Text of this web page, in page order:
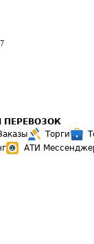
ПЕРЕВОЗОК
Торги
АТИ